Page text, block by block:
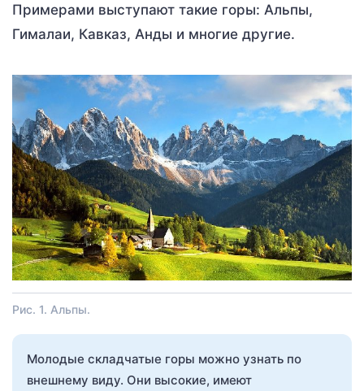
Примерами выступают такие горы: Альпы,
Гималаи, Кавказ, Анды и многие другие.
Рис. 1. Альпы.
Молодые складчатые горы можно узнать по
внешнему виду. Они высокие, имеют